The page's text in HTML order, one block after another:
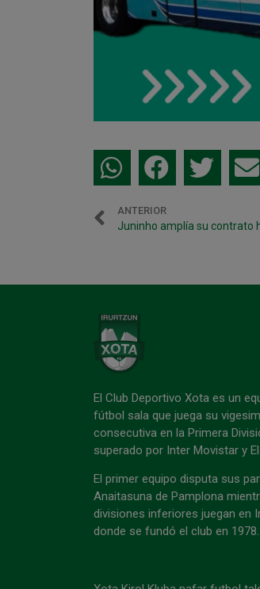
ANTERIOR
Juninho amplía su contrato
El Club Deportivo Xota es un
fútbol sala que juega su
consecutiva en la Primera
superado por Inter Movistar y
El primer equipo disputa sus
Anaitasuna de Pamplona
divisiones inferiores juegan en
donde se fundó el club en 1978.